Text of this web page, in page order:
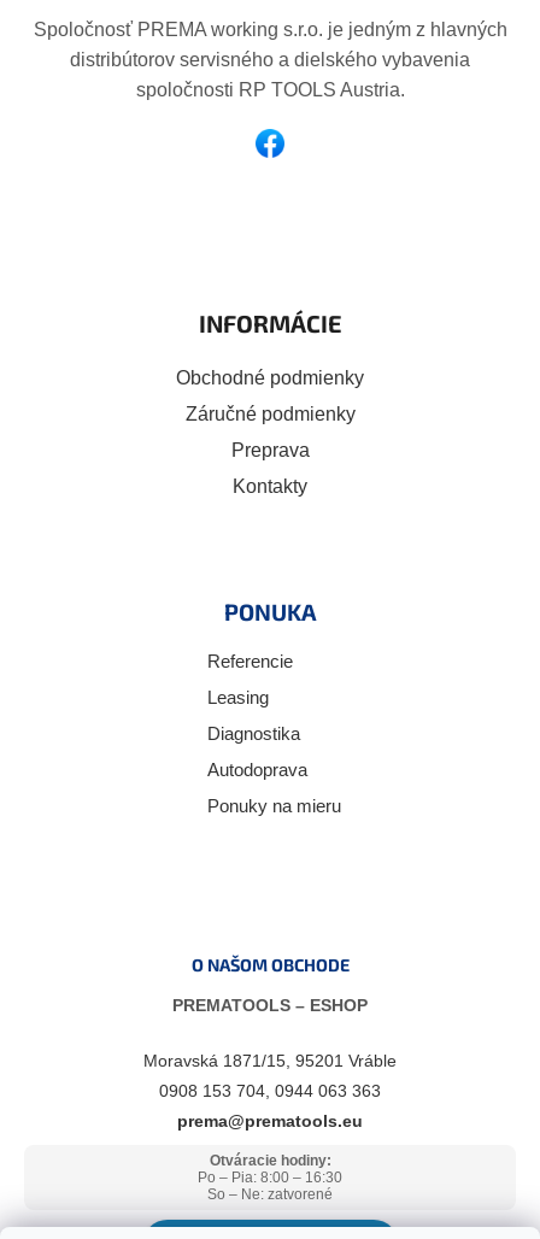
Spoločnosť PREMA working s.r.o. je jedným z hlavných
distribútorov servisného a dielského vybavenia
spoločnosti RP TOOLS Austria.
INFORMÁCIE
Obchodné podmienky
Záručné podmienky
Preprava
Kontakty
PONUKA
Referencie
Leasing
Diagnostika
Autodoprava
Ponuky na mieru
O NAŠOM OBCHODE
PREMATOOLS – ESHOP
Moravská 1871/15, 95201 Vráble
0908 153 704, 0944 063 363
prema@prematools.eu
Otváracie hodiny:
Po – Pia: 8:00 – 16:30
So – Ne: zatvorené